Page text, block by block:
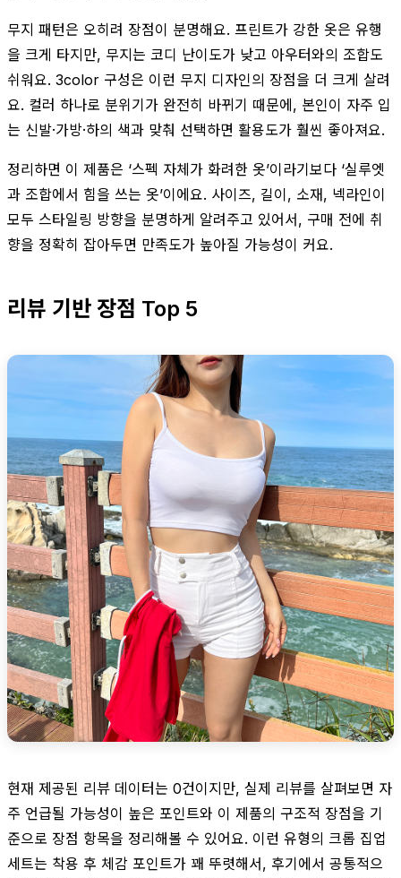
무지 패턴은 오히려 장점이 분명해요. 프린트가 강한 옷은 유행
을 크게 타지만, 무지는 코디 난이도가 낮고 아우터와의 조합도
쉬워요. 3color 구성은 이런 무지 디자인의 장점을 더 크게 살려
요. 컬러 하나로 분위기가 완전히 바뀌기 때문에, 본인이 자주 입
는 신발·가방·하의 색과 맞춰 선택하면 활용도가 훨씬 좋아져요.
정리하면 이 제품은 ‘스펙 자체가 화려한 옷’이라기보다 ‘실루엣
과 조합에서 힘을 쓰는 옷’이에요. 사이즈, 길이, 소재, 넥라인이
모두 스타일링 방향을 분명하게 알려주고 있어서, 구매 전에 취
향을 정확히 잡아두면 만족도가 높아질 가능성이 커요.
리뷰 기반 장점 Top 5
현재 제공된 리뷰 데이터는 0건이지만, 실제 리뷰를 살펴보면 자
주 언급될 가능성이 높은 포인트와 이 제품의 구조적 장점을 기
준으로 장점 항목을 정리해볼 수 있어요. 이런 유형의 크롭 집업
세트는 착용 후 체감 포인트가 꽤 뚜렷해서, 후기에서 공통적으